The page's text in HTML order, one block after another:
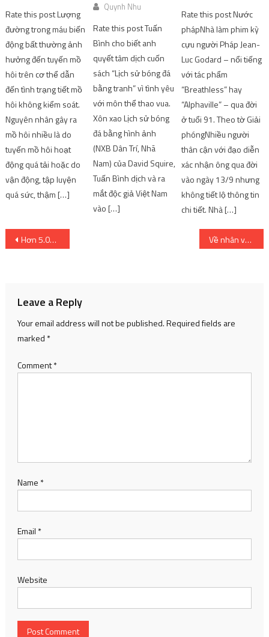
Rate this post Lượng
đường trong máu biến
động bất thường ảnh
hưởng đến tuyến mồ
hôi trên cơ thể dẫn
đến tình trạng tiết mồ
hôi không kiểm soát.
Nguyên nhân gây ra
mồ hôi nhiều là do
tuyến mồ hôi hoạt
động quá tải hoặc do
vận động, tập luyện
quá sức, thậm […]
Quynh Nhu
Rate this post Tuấn
Bình cho biết anh
quyết tâm dịch cuốn
sách “Lịch sử bóng đá
bằng tranh” vì tình yêu
với môn thể thao vua.
Xôn xao Lịch sử bóng
đá bằng hình ảnh
(NXB Dân Trí, Nhã
Nam) của David Squire,
Tuấn Bình dịch và ra
mắt độc giả Việt Nam
vào […]
Rate this post Nước
phápNhà làm phim kỳ
cựu người Pháp Jean-
Luc Godard – nổi tiếng
với tác phẩm
“Breathless” hay
“Alphaville” – qua đời
ở tuổi 91. Theo tờ Giải
phóngNhiều người
thân cận với đạo diễn
xác nhận ông qua đời
vào ngày 13/9 nhưng
không tiết lộ thông tin
chi tiết. Nhà […]
Post
Hơn 5.000 game có thể chơi trên Steam Deck – Game Channel VN Về nhân vật Waifu mới- và là tình địch của Yor Forger trong phần 2
Leave a Reply
Your email address will not be published.Required fields are
marked *
Comment*
Name *
Email *
Website